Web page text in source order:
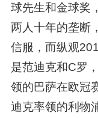
球先生和金球奖
两人十年的垄断
信服，而纵观
是范迪克和C罗
领的巴萨在欧冠
迪克率领的利物